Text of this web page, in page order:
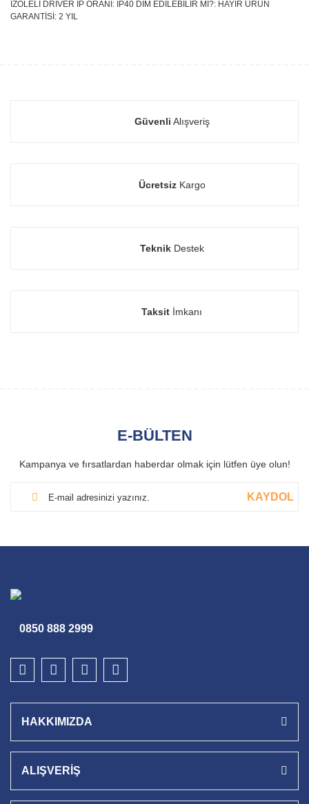
İZOLELİ DRIVER IP ORANI: IP40 DİM EDİLEBİLİR Mİ?: HAYIR ÜRÜN
GARANTİSİ: 2 YIL
Güvenli Alışveriş
ÜcretsizKargo
TeknikDestek
Taksit İmkanı
E-BÜLTEN
Kampanya ve fırsatlardan haberdar olmak için lütfen üye olun!
KAYDOL
0850 888 2999
HAKKIMIZDA
ALIŞVERİŞ